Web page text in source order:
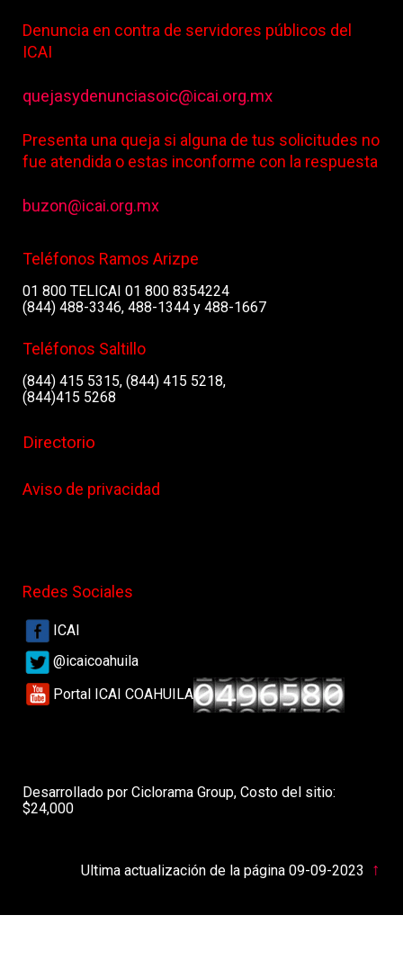
Denuncia en contra de servidores públicos del
ICAI
quejasydenunciasoic@icai.org.mx
Presenta una queja si alguna de tus solicitudes no
fue atendida o estas inconforme con la respuesta
buzon@icai.org.mx
Teléfonos Ramos Arizpe
01 800 TELICAI 01 800 8354224
(844) 488-3346, 488-1344 y 488-1667
Teléfonos Saltillo
(844) 415 5315, (844) 415 5218,
(844)415 5268
Directorio
Aviso de privacidad
Redes Sociales
ICAI
@icaicoahuila
Portal ICAI COAHUILA
Desarrollado por Ciclorama Group, Costo del sitio:
$24,000
Ultima actualización de la página 09-09-2023 ↑